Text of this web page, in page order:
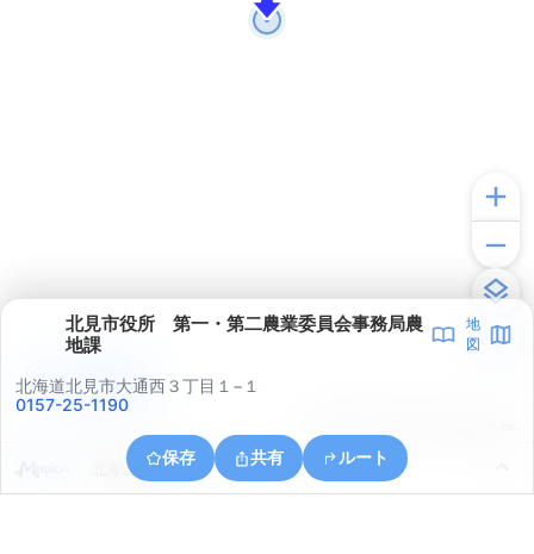
北見市役所 第一・第二農業委員会事務局農
地課
地
図
北海道北見市大通西３丁目１−１
0157-25-1190
保存 共有 ルート
北海道北見市川東
アプリで見る